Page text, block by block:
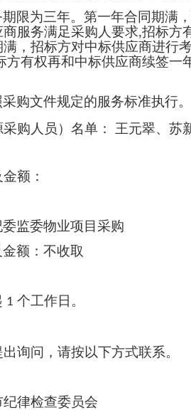
限为三年。第一年合同期满
服务满足采购人要求,招标方
，招标方对中标供应商进行
方有权再和中标供应商续签一
购文件规定的服务标准执行。
购人员）名单：
王元翠、苏
额：
监委物业项目采购
额：不收取
1 个工作日。
询问，请按以下方式联系。
律检查委员会